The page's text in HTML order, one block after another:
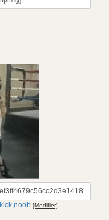
kick,noob [Modifier]